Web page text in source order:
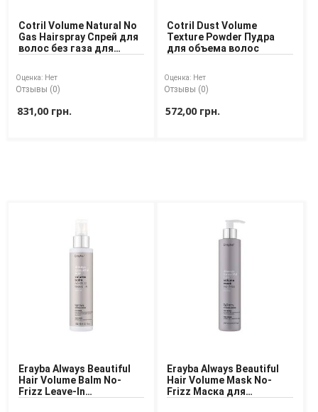
Cotril Volume Natural No
Gas Hairspray Спрей для
волос без газа для
Оценка: Нет
Отзывы (0)
831,00 грн.
Cotril Dust Volume
Texture Powder Пудра
для объема волос
Оценка: Нет
Отзывы (0)
572,00 грн.
Erayba Always Beautiful
Hair Volume Balm No-
Frizz Leave-In
Erayba Always Beautiful
Hair Volume Mask No-
Frizz Маска для